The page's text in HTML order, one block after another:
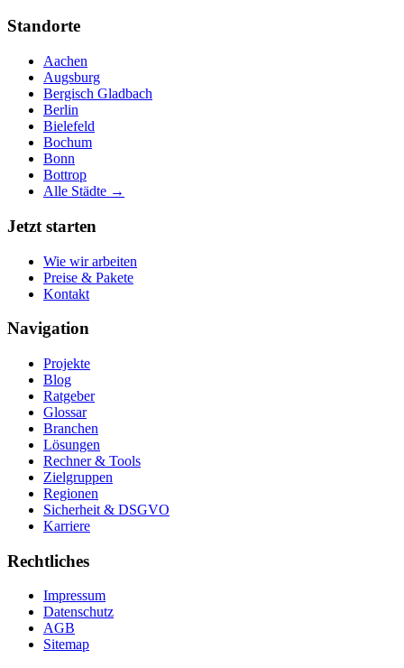
Standorte
Aachen
Augsburg
Bergisch Gladbach
Berlin
Bielefeld
Bochum
Bonn
Bottrop
Alle Städte →
Jetzt starten
Wie wir arbeiten
Preise & Pakete
Kontakt
Navigation
Projekte
Blog
Ratgeber
Glossar
Branchen
Lösungen
Rechner & Tools
Zielgruppen
Regionen
Sicherheit & DSGVO
Karriere
Rechtliches
Impressum
Datenschutz
AGB
Sitemap